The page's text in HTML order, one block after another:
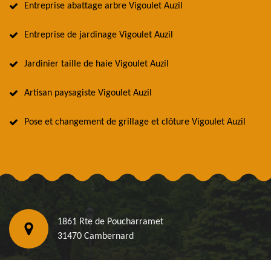
Entreprise abattage arbre Vigoulet Auzil
Entreprise de jardinage Vigoulet Auzil
Jardinier taille de haie Vigoulet Auzil
Artisan paysagiste Vigoulet Auzil
Pose et changement de grillage et clôture Vigoulet Auzil
1861 Rte de Poucharramet
31470 Cambernard